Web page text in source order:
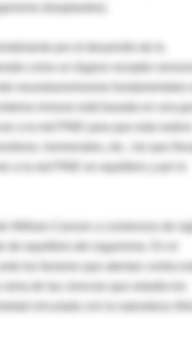
(trasplantes).
por el desarrollo de la
como un órgano receptor
neurotransmisores fundamentales
inmune está basada en una
hormonales, etc., los que
a la red PINE en equilibrio y por lo
William Cannon a comienzos de
de equilibrio del organismo. En el
de las ciencias que estudia los
vinculada con la naturaleza